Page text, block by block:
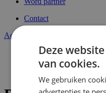
Contact
Account
Welkom
Desserts
Dessertbuffet
Deze
van cookies.
We gebruiken